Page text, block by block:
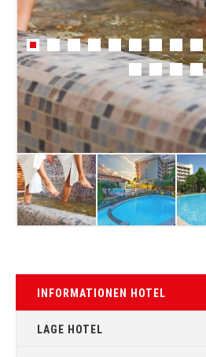
INFORMATIONEN HOTEL
LAGE HOTEL